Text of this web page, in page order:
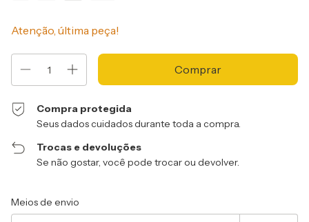
Atenção, última peça!
Compra protegida
Seus dados cuidados durante toda a compra.
Trocas e devoluções
Se não gostar, você pode trocar ou devolver.
Entregas para o CEP:
Meios de envio